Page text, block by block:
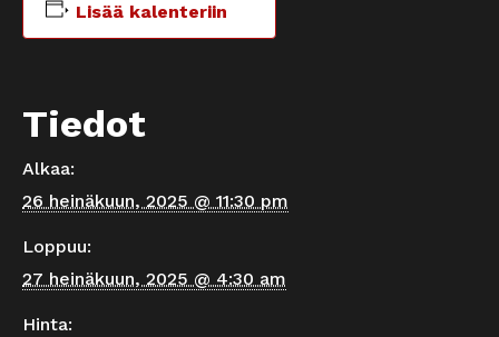
Lisää kalenteriin
Tiedot
Alkaa:
26 heinäkuun, 2025 @ 11:30 pm
Loppuu:
27 heinäkuun, 2025 @ 4:30 am
Hinta: